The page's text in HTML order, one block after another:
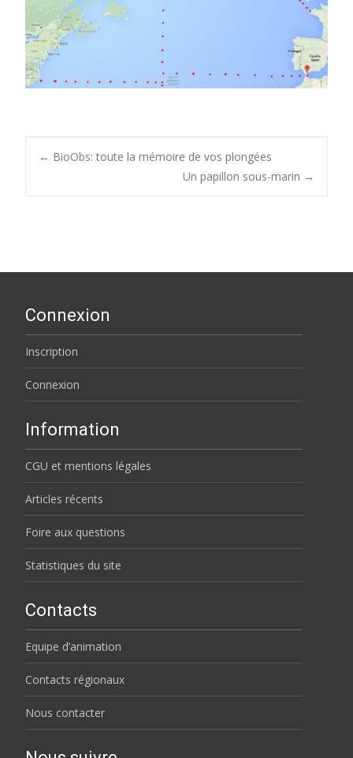
Post
← BioObs: toute la mémoire de vos plongées
Un papillon sous-marin →
Connexion
Inscription
Connexion
Information
CGU et mentions légales
Articles récents
Foire aux questions
Statistiques du site
Contacts
Equipe d’animation
Contacts régionaux
Nous contacter